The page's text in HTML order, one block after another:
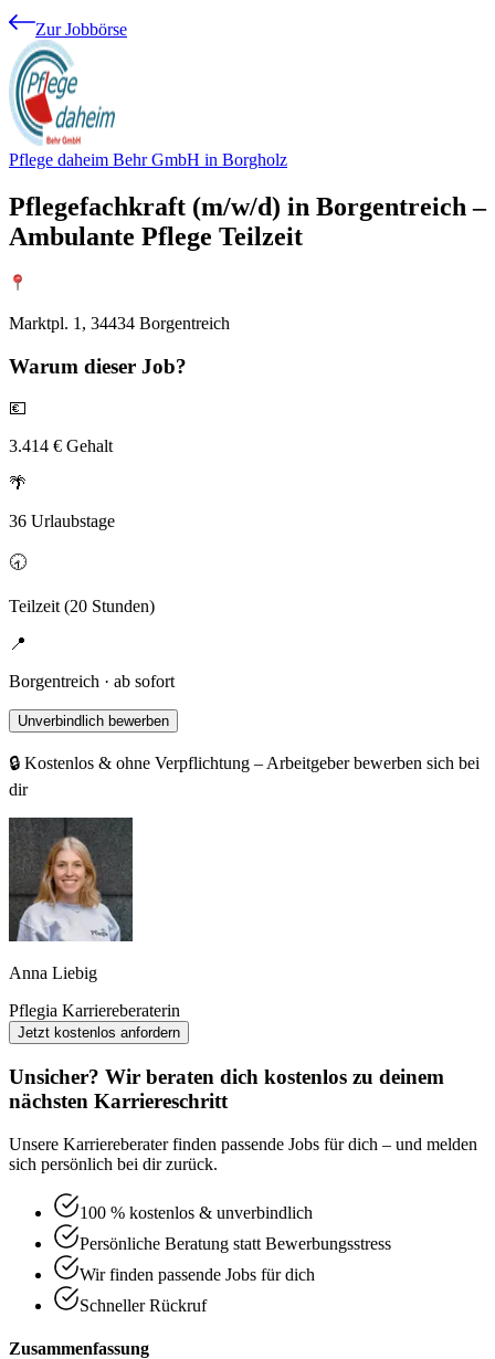
Zur Jobbörse
Pflege daheim Behr GmbH in Borgholz
Pflegefachkraft (m/w/d) in Borgentreich –
Ambulante Pflege Teilzeit
Marktpl. 1, 34434 Borgentreich
Warum dieser Job?
💶
3.414 € Gehalt
🌴
36 Urlaubstage
🕣
Teilzeit (20 Stunden)
📍
Borgentreich · ab sofort
Unverbindlich bewerben
🔒 Kostenlos & ohne Verpflichtung – Arbeitgeber bewerben sich bei
dir
Anna Liebig
Pflegia Karriereberaterin
Jetzt kostenlos anfordern
Unsicher? Wir beraten dich kostenlos zu deinem
nächsten Karriereschritt
Unsere Karriereberater finden passende Jobs für dich – und melden
sich persönlich bei dir zurück.
100 % kostenlos & unverbindlich
Persönliche Beratung statt Bewerbungsstress
Wir finden passende Jobs für dich
Schneller Rückruf
Zusammenfassung